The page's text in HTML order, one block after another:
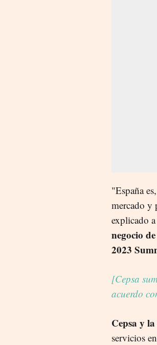
"España
mercado y
explicado
negocio
2023
[Cepsa
acuerdo
Cepsa y
servicios